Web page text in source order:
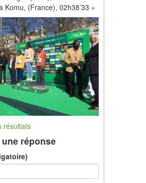
Komu, (France), 02h38’33 »
résultats
réponse